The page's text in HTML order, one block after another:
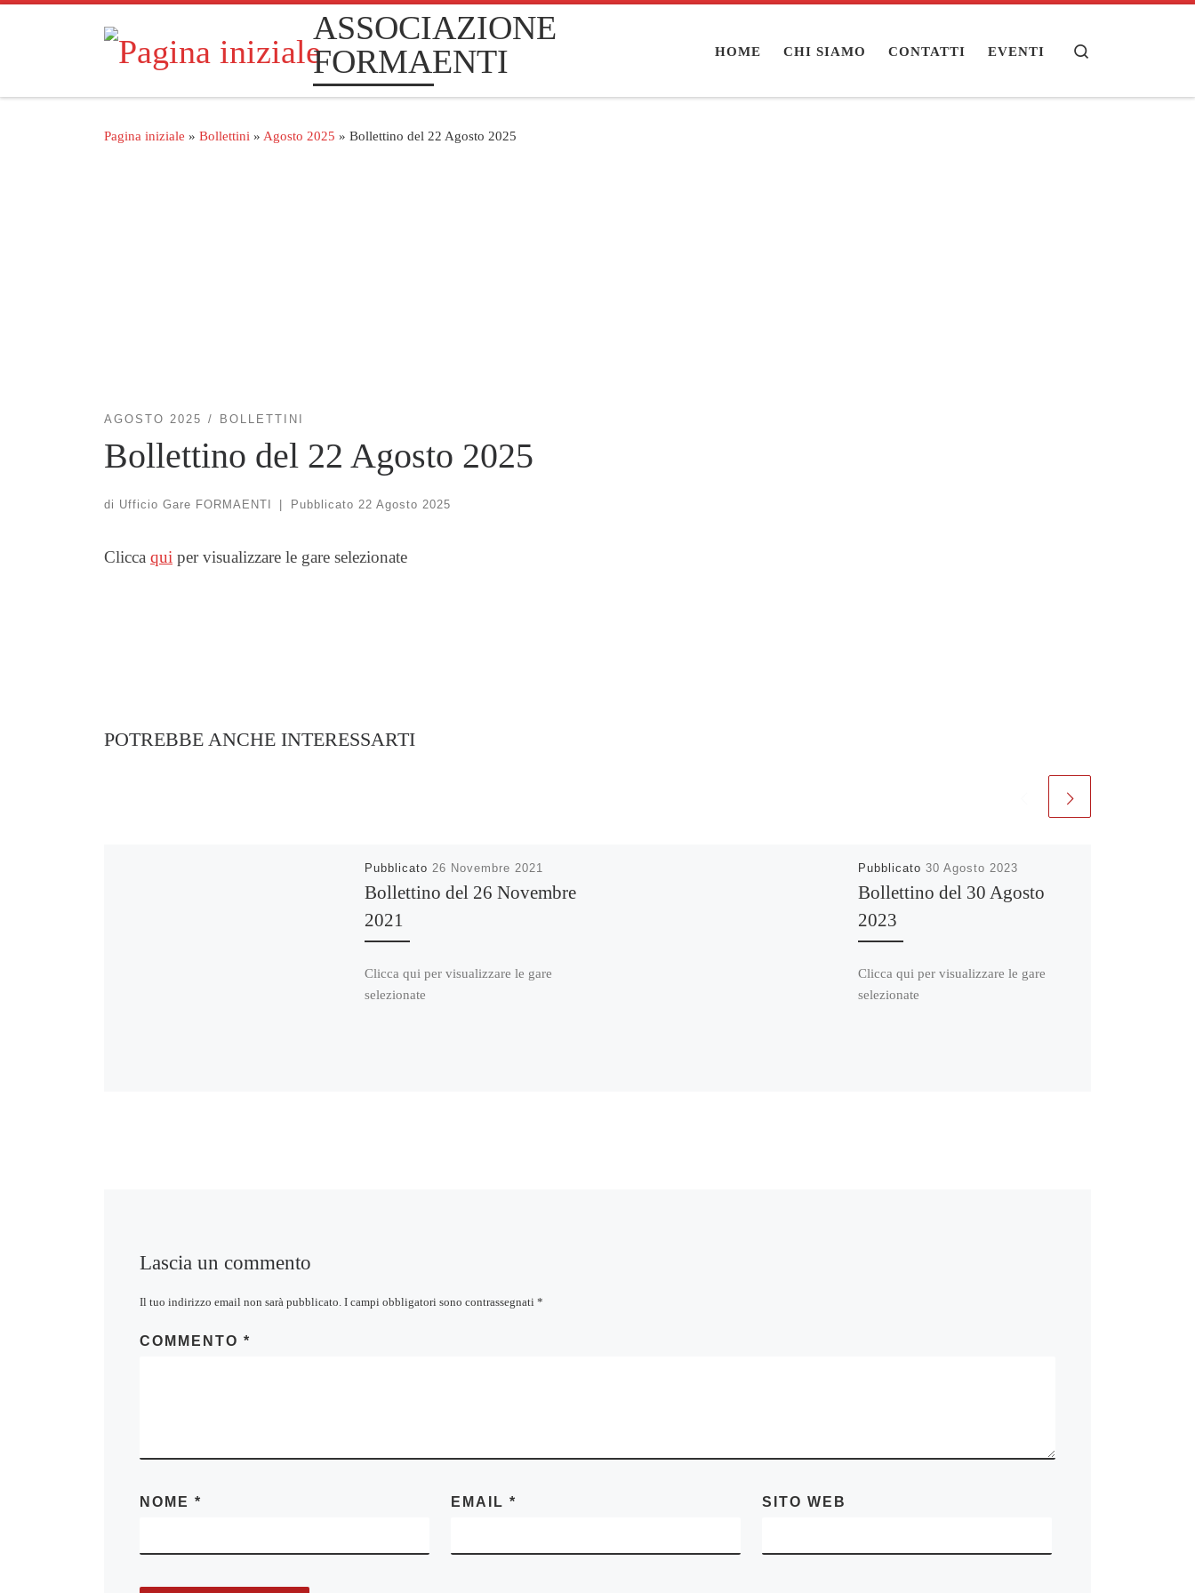
Passa al contenuto
ASSOCIAZIONE
FORMAENTI
HOME CHI SIAMO CONTATTI EVENTI
Pagina iniziale » Bollettini » Agosto 2025 » Bollettino del 22 Agosto 2025
AGOSTO 2025 BOLLETTINI
Bollettino del 22 Agosto 2025
di Ufficio Gare FORMAENTI Pubblicato 22 Agosto 2025
Clicca qui per visualizzare le gare selezionate
POTREBBE ANCHE INTERESSARTI
Pubblicato 26 Novembre 2021
Bollettino del 26 Novembre
2021
Clicca qui per visualizzare le gare
selezionate
Pubblicato 30 Agosto 2023
Bollettino del 30 Agosto
2023
Clicca qui per visualizzare le gare
selezionate
Lascia un commento
Il tuo indirizzo email non sarà pubblicato. I campi obbligatori sono contrassegnati *
COMMENTO *
NOME * EMAIL * SITO WEB